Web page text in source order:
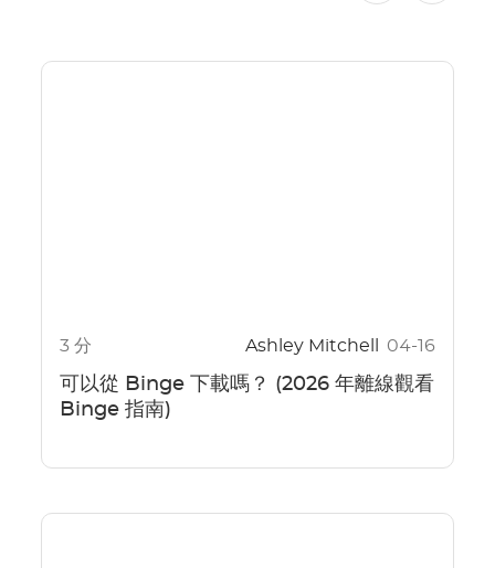
3 分 Ashley Mitchell 04-16
可以從 Binge 下載嗎？ (2026 年離線觀看
Binge 指南)